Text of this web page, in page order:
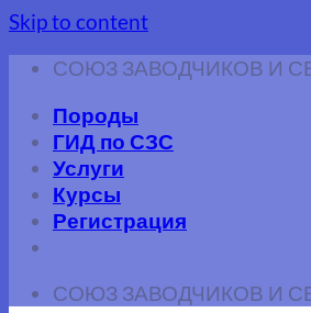
Skip to content
СОЮЗ ЗАВОДЧИКОВ И
Породы
ГИД по СЗС
Услуги
Курсы
Регистрация
СОЮЗ ЗАВОДЧИКОВ И